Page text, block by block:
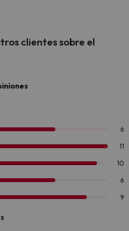
clientes sobre el